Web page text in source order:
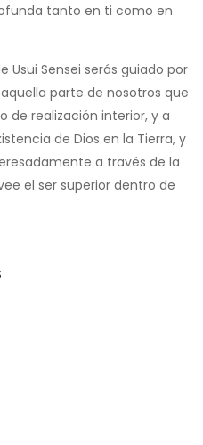
tanto en ti como en
Usui Sensei serás guiado por
parte de nosotros que
de realización interior, y a
de Dios en la Tierra, y
a través de la
el ser superior dentro de